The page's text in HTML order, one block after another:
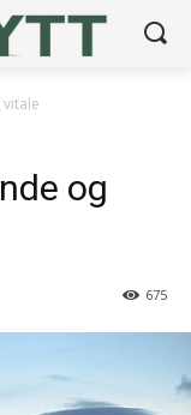
og
675